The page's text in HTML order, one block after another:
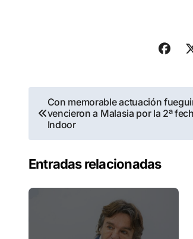
Navegación
de
Con memorable actuación
vencieron a Malasia por la 2ª
Indoor
Entradas relacionadas